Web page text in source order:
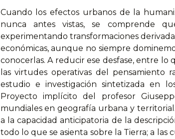
Cuando los efectos urbanos de la
nunca antes vistas, se comprende
experimentando transformaciones
económicas, aunque no siempre
conocerlas. A reducir ese desfase, entre
las virtudes operativas del pensamiento
estudio e investigación sintetizada en
Proyecto implícito del profesor
mundiales en geografía urbana y
a la capacidad anticipatoria de la
todo lo que se asienta sobre la Tierra; a las